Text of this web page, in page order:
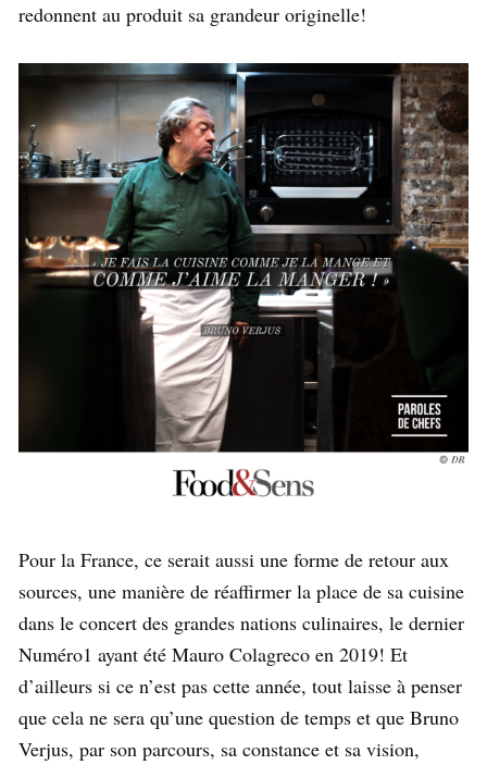
redonnent au produit sa grandeur originelle!
Pour la France, ce serait aussi une forme de retour aux
sources, une manière de réaffirmer la place de sa cuisine
dans le concert des grandes nations culinaires, le dernier
Numéro1 ayant été Mauro Colagreco en 2019! Et
d’ailleurs si ce n’est pas cette année, tout laisse à penser
que cela ne sera qu’une question de temps et que Bruno
Verjus, par son parcours, sa constance et sa vision,